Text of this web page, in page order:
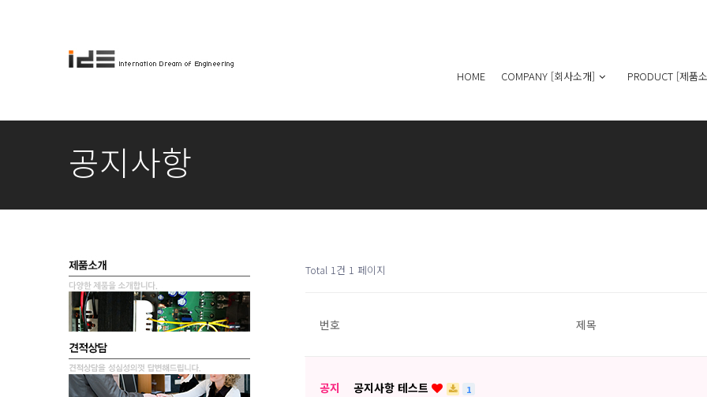
HOME COMPANY [회사소개] PRODUCT [제품
공지사항
Total 1건 1 페이지
번호 제목
공지 공지사항 테스트 1